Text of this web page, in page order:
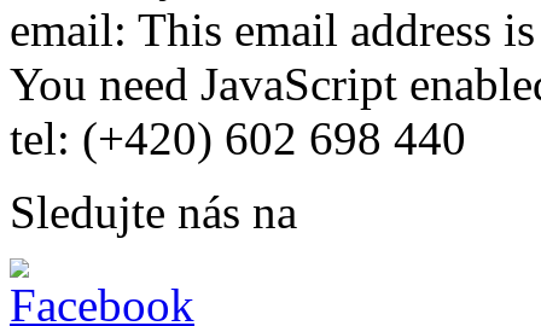
email: This email address
You need JavaScript
tel: (+420) 602 698 440
Sledujte nás na